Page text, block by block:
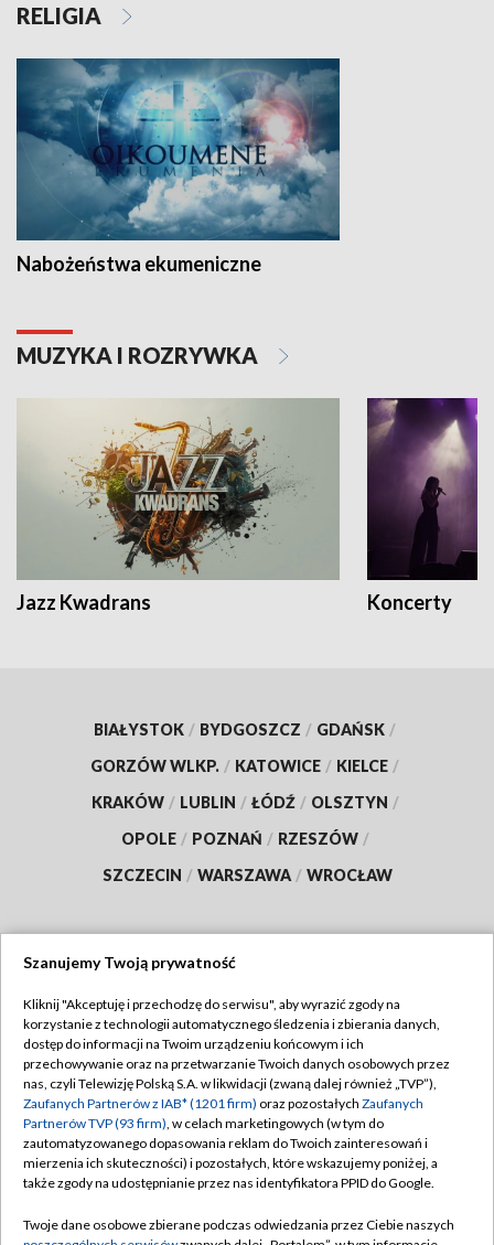
RELIGIA
Nabożeństwa ekumeniczne
MUZYKA I ROZRYWKA
Jazz Kwadrans Koncerty
BIAŁYSTOK / BYDGOSZCZ / GDAŃSK /
GORZÓW WLKP. / KATOWICE / KIELCE /
KRAKÓW / LUBLIN / ŁÓDŹ / OLSZTYN /
OPOLE / POZNAŃ / RZESZÓW /
SZCZECIN / WARSZAWA / WROCŁAW
TVP
Abonament TVP
Emisja w TVP
Centrum informacji TVP
Naziemna Telewizja Cyfrowa
Regulamin TVP
Polityka prywatności
Moje zgody
Pomoc
Szanujemy Twoją prywatność
Kliknij "Akceptuję i przechodzę do serwisu", aby wyrazić zgody na
korzystanie z technologii automatycznego śledzenia i zbierania danych,
dostęp do informacji na Twoim urządzeniu końcowym i ich
przechowywanie oraz na przetwarzanie Twoich danych osobowych przez
nas, czyli Telewizję Polską S.A. w likwidacji (zwaną dalej również „TVP”),
Zaufanych Partnerów z IAB* (1201 firm) oraz pozostałych Zaufanych
Partnerów TVP (93 firm), w celach marketingowych (w tym do
zautomatyzowanego dopasowania reklam do Twoich zainteresowań i
mierzenia ich skuteczności) i pozostałych, które wskazujemy poniżej, a
także zgody na udostępnianie przez nas identyfikatora PPID do Google.
Twoje dane osobowe zbierane podczas odwiedzania przez Ciebie naszych